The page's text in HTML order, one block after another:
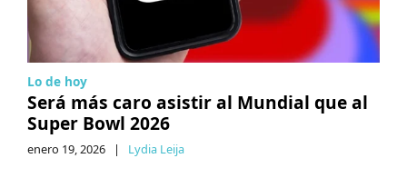
Lo de hoy
Será más caro asistir al Mundial que al
Super Bowl 2026
enero 19, 2026 | Lydia Leija